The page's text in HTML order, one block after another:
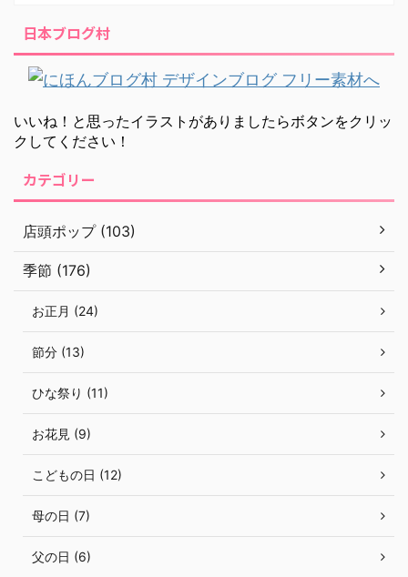
日本ブログ村
いいね！と思ったイラストがありましたらボタンをクリッ
クしてください！
カテゴリー
店頭ポップ (103)
季節 (176)
お正月 (24)
節分 (13)
ひな祭り (11)
お花見 (9)
こどもの日 (12)
母の日 (7)
父の日 (6)